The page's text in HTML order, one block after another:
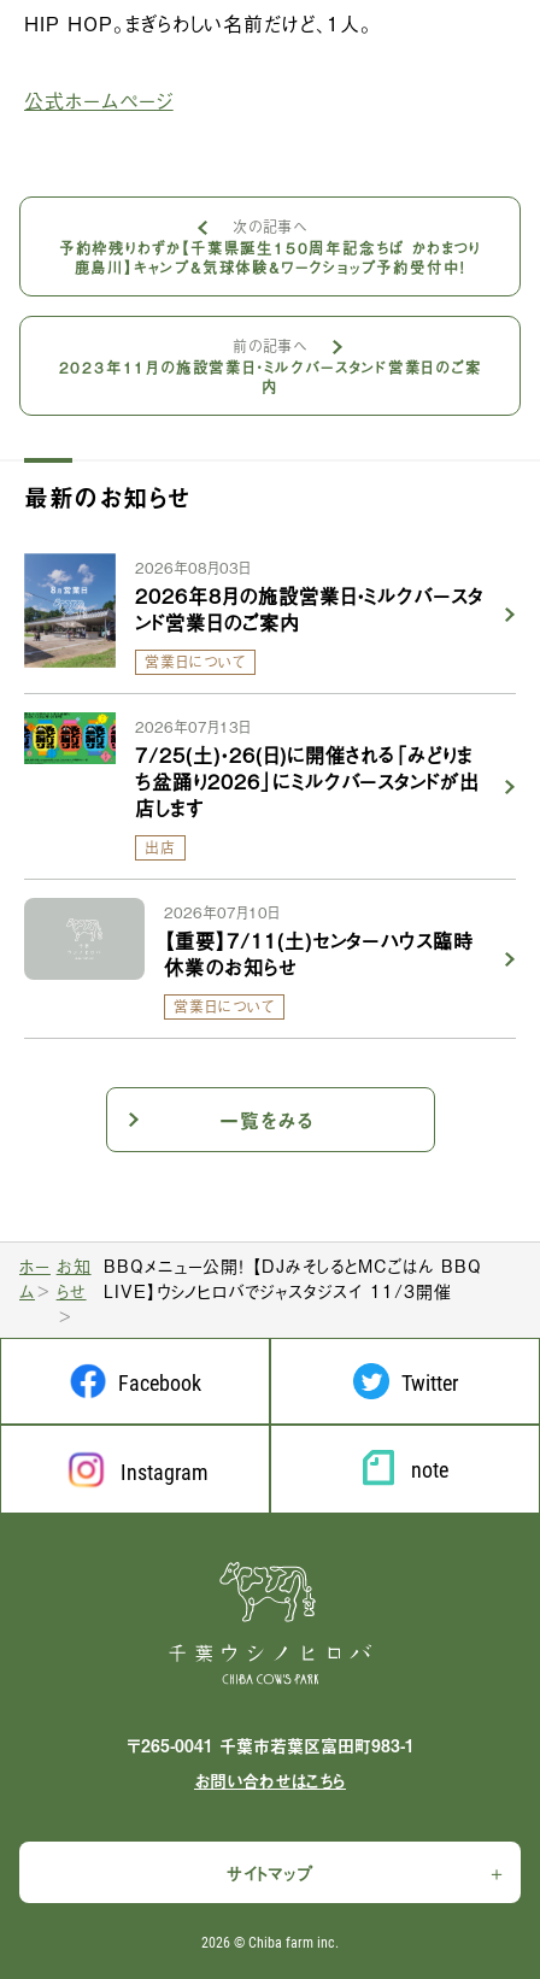
HIP HOP。まぎらわしい名前だけど、1人。
公式ホームページ
次の記事へ
予約枠残りわずか【千葉県誕生150周年記念ちば かわまつり
鹿島川】キャンプ&気球体験&ワークショップ予約受付中！
前の記事へ
2023年11月の施設営業日・ミルクバースタンド営業日のご案
内
最新のお知らせ
2026年08月03日
2026年8月の施設営業日・ミルクバースタ
ンド営業日のご案内
営業日について
2026年07月13日
7/25(土)・26(日)に開催される「みどりま
ち盆踊り2026」にミルクバースタンドが出
店します
出店
2026年07月10日
【重要】7/11(土)センターハウス臨時
休業のお知らせ
営業日について
一覧をみる
ホー
ム
お知
らせ
BBQメニュー公開！ 【DJみそしるとMCごはん BBQ
LIVE】ウシノヒロバでジャスタジスイ 11/3開催
Facebook Twitter
Instagram note
〒265-0041 千葉市若葉区富田町983-1
お問い合わせはこちら
サイトマップ
2026 ©︎ Chiba farm inc.